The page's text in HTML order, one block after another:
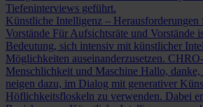
Tiefeninterviews geführt.
Künstliche Intelligenz – Herausforderungen
Vorstände Für Aufsichtsräte und Vorstände
Bedeutung, sich intensiv mit künstlicher
Möglichkeiten auseinanderzusetzen.
Menschlichkeit und Maschine Hallo, danke,
neigen dazu, im Dialog mit generativer
Höflichkeitsfloskeln zu verwenden. Dabei